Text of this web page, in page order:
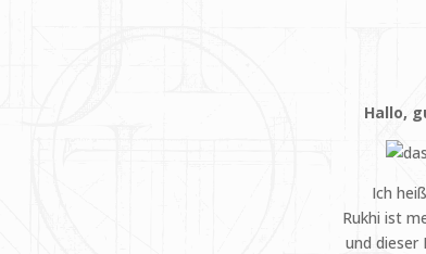
Hallo,
Ich
Rukhi ist
und dieser